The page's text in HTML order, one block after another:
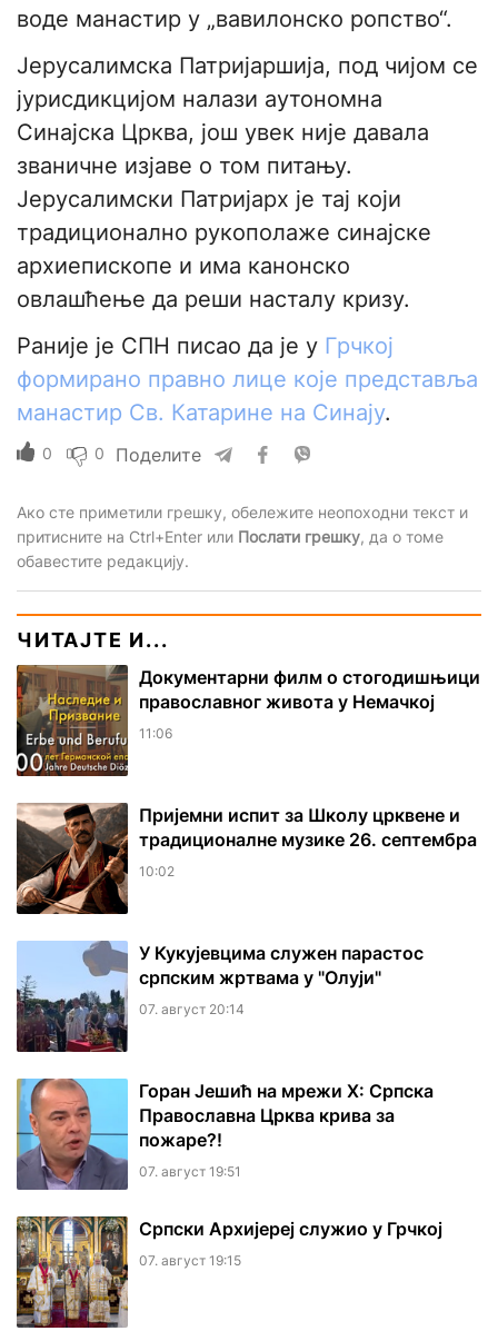
воде манастир у „вавилонско ропство“.
Јерусалимска Патријаршија, под чијом се
јурисдикцијом налази аутономна
Синајска Црква, још увек није давала
званичне изјаве о том питању.
Јерусалимски Патријарх је тај који
традиционално рукополаже синајске
архиепископе и има канонско
овлашћење да реши насталу кризу.
Раније је СПН писао да је у Грчкој
формирано правно лице које представља
манастир Св. Катарине на Синају.
0 0 Поделите
Ако сте приметили грешку, обележите неопоходни текст и
притисните на Ctrl+Enter или Послати грешку, да о томе
обавестите редакцију.
ЧИТАЈТЕ И...
Документарни филм о стогодишњици
православног живота у Немачкој
11:06
Пријемни испит за Школу црквене и
традиционалне музике 26. септембра
10:02
У Кукујевцима служен парастос
српским жртвама у "Олуји"
07. август 20:14
Горан Јешић на мрежи Х: Српска
Православна Црква крива за
пожаре?!
07. август 19:51
Српски Архијереј служио у Грчкој
07. август 19:15